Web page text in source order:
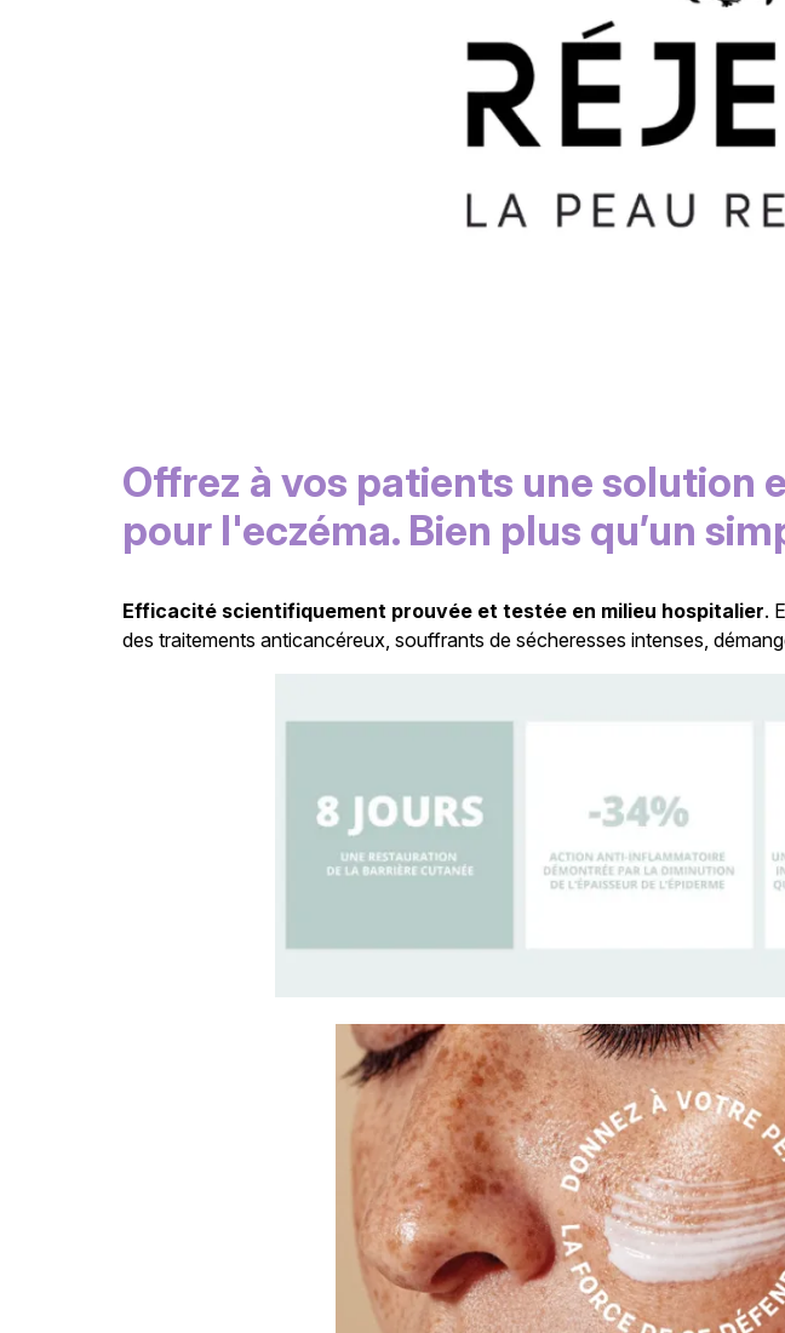
Offrez à vos patients une solution
pour l'eczéma. Bien plus qu’un
Efficacité scientifiquement prouvée et testée en milieu hospitalier.
des traitements anticancéreux, souffrants de sécheresses intenses,